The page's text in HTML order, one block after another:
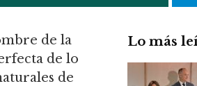
de la
de lo
de
Lo más